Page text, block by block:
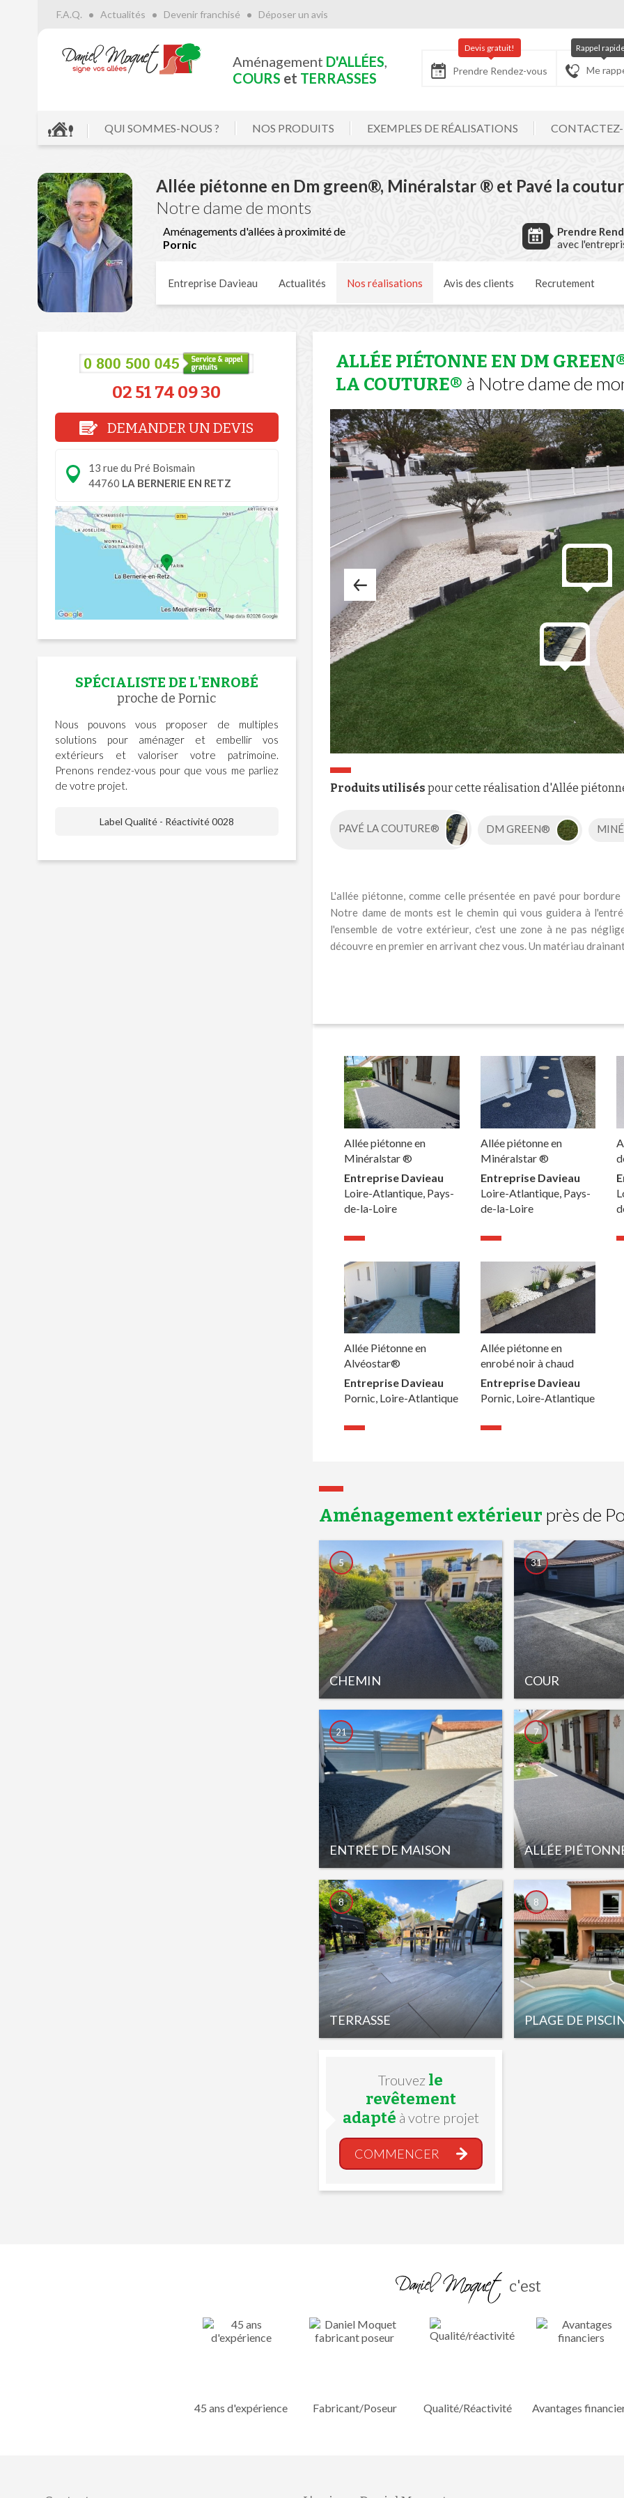
F.A.Q. Actualités Devenir franchisé Déposer un avis
Aménagement D'ALLÉES,
COURS et TERRASSES Prendre Rendez-vous
Devis gratuit!
Me
Rappel
QUI SOMMES-NOUS ? NOS PRODUITS EXEMPLES DE RÉALISATIONS
Allée piétonne en Dm green®, Minéralstar ® et Pavé la
Notre dame de monts
Aménagements d'allées à proximité de
Pornic
Prendre
avec
Entreprise Davieau Actualités Nos réalisations Avis des clients Recrutement
02 51 74 09 30
DEMANDER UN DEVIS
13 rue du Pré Boismain
44760 LA BERNERIE EN RETZ
SPÉCIALISTE DE L'ENROBÉ
proche de Pornic
Nous pouvons vous proposer de multiples
solutions pour aménager et embellir vos
extérieurs et valoriser votre patrimoine.
Prenons rendez-vous pour que vous me parliez
de votre projet.
Label Qualité - Réactivité 0028
ALLÉE PIÉTONNE EN DM
LA COUTURE® à Notre dame de
Produits utilisés pour cette réalisation d'Allée
PAVÉ LA COUTURE® DM GREEN®
L'allée piétonne, comme celle présentée en pavé pour
Notre dame de monts est le chemin qui vous guidera à
l'ensemble de votre extérieur, c'est une zone à ne pas
découvre en premier en arrivant chez vous. Un matériau
Allée piétonne en
Minéralstar ®
Entreprise Davieau
Loire-Atlantique, Pays-
de-la-Loire
Allée piétonne en
Minéralstar ®
Entreprise Davieau
Loire-Atlantique, Pays-
de-la-Loire
Allée Piétonne en
Alvéostar®
Entreprise Davieau
Pornic, Loire-Atlantique
Allée piétonne en
enrobé noir à chaud
Entreprise Davieau
Pornic, Loire-Atlantique
Aménagement extérieur près de
CHEMIN
5
COUR
31
ENTRÉE DE MAISON
21
ALLÉE
7
TERRASSE
8
PLAGE DE
8
Trouvez le
revêtement
adapté à votre projet
COMMENCER
c'est
45 ans d'expérience Fabricant/Poseur Qualité/Réactivité Avantages